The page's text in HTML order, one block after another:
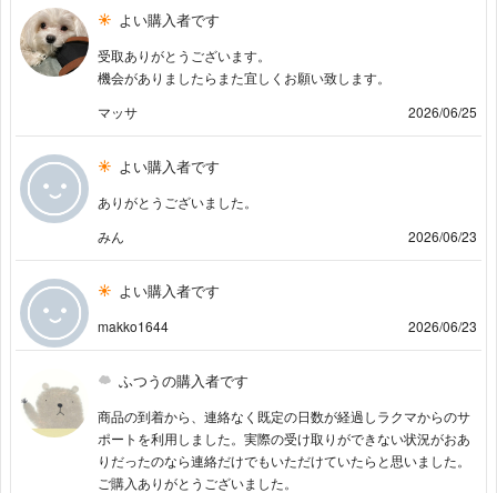
よい購入者です
受取ありがとうございます。
機会がありましたらまた宜しくお願い致します。
マッサ
2026/06/25
よい購入者です
ありがとうございました。
みん
2026/06/23
よい購入者です
makko1644 2026/06/23
ふつうの購入者です
商品の到着から、連絡なく既定の日数が経過しラクマからのサ
ポートを利用しました。実際の受け取りができない状況がおあ
りだったのなら連絡だけでもいただけていたらと思いました。
ご購入ありがとうございました。